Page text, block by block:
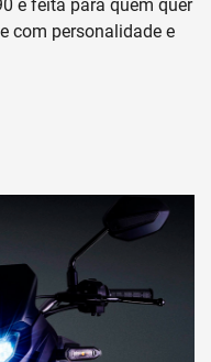
é feita para quem quer
com personalidade e